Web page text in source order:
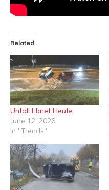
Related
Unfall Ebnet Heute
June 12, 2026
In "Trends"